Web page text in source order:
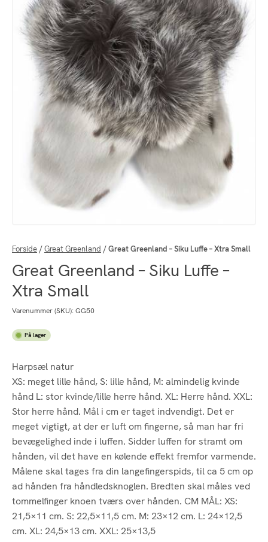
Forside /Great Greenland /Great Greenland – Siku Luffe – Xtra Small
Great Greenland – Siku Luffe –
Xtra Small
Varenummer (SKU): GG50
På lager
Harpsæl natur
XS: meget lille hånd, S: lille hånd, M: almindelig kvinde
hånd L: stor kvinde/lille herre hånd. XL: Herre hånd. XXL:
Stor herre hånd. Mål i cm er taget indvendigt. Det er
meget vigtigt, at der er luft om fingerne, så man har fri
bevægelighed inde i luffen. Sidder luffen for stramt om
hånden, vil det have en kølende effekt fremfor varmende.
Målene skal tages fra din langefingerspids, til ca 5 cm op
ad hånden fra håndledsknoglen. Bredten skal måles ved
tommelfinger knoen tværs over hånden. CM MÅL: XS:
21,5×11 cm. S: 22,5×11,5 cm. M: 23×12 cm. L: 24×12,5
cm. XL: 24,5×13 cm. XXL: 25×13,5